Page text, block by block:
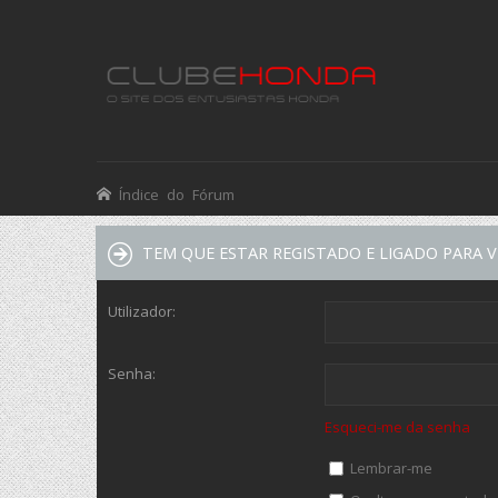
Índice do Fórum
TEM QUE ESTAR REGISTADO E LIGADO PARA
Utilizador:
Senha:
Esqueci-me da senha
Lembrar-me